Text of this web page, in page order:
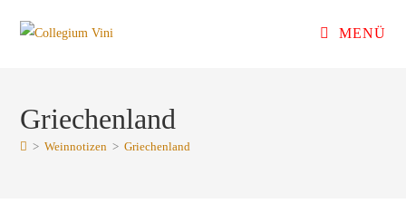
Inhalt
MENÜ
Griechenland
> Weinnotizen > Griechenland